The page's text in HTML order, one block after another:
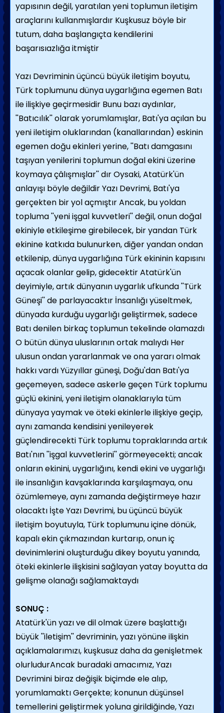
yapısının değil, yaratılan yeni toplumun iletişim
araçlarını kullanmışlardır Kuşkusuz böyle bir
tutum, daha başlangıçta kendilerini
başarısıazlığa itmiştir
Yazı Devriminin üçüncü büyük iletişim boyutu,
Türk toplumunu dünya uygarlığına egemen Batı
ile ilişkiye geçirmesidir Bunu bazı aydınlar,
''Batıcılık'' olarak yorumlamışlar, Batı'ya açılan bu
yeni iletişim oluklarından (kanallarından) eskinin
egemen doğu ekinleri yerine, ''Batı damgasını
taşıyan yenilerini toplumun doğal ekini üzerine
koymaya çâlışmışlar'' dır Oysaki, Atatürk'ün
anlayışı böyle değildir Yazı Devrimi, Batı'ya
gerçekten bir yol açmıştır Ancak, bu yoldan
topluma ''yeni işgal kuvvetleri'' değil, onun doğal
ekiniyle etkileşime girebilecek, bir yandan Türk
ekinine katkıda bulunurken, diğer yandan ondan
etkilenip, dünya uygarlığına Türk ekininin kapısını
açacak olanlar gelip, gidecektir Atatürk'ün
deyimiyle, artık dünyanın uygarlık ufkunda ''Türk
Güneşi'' de parlayacaktır İnsanlığı yüseltmek,
dünyada kurduğu uygarlığı geliştirmek, sadece
Batı denilen birkaç toplumun tekelinde olamazdı
O bütün dünya uluslarının ortak malıydı Her
ulusun ondan yararlanmak ve ona yararı olmak
hakkı vardı Yüzyıllar güneşi, Doğu'dan Batı'ya
geçemeyen, sadece askerle geçen Türk toplumu
güçlü ekinini, yeni iletişim olanaklarıyla tüm
dünyaya yaymak ve öteki ekinlerle ilişkiye geçip,
aynı zamanda kendisini yenileyerek
güçlendirecekti Türk toplumu topraklarında artık
Batı'nın ''işgal kuvvetlerini'' görmeyecekti; ancak
onların ekinini, uygarlığını, kendi ekini ve uygarlığı
ile insanlığın kavşaklarında karşılaşmaya, onu
özümlemeye, aynı zamanda değiştirmeye hazır
olacaktı İşte Yazı Devrimi, bu üçüncü büyük
iletişim boyutuyla, Türk toplumunu içine dönük,
kapalı ekin çıkmazından kurtarıp, onun iç
devinimlerini oluşturduğu dikey boyutu yanında,
öteki ekinlerle ilişkisini sağlayan yatay boyutta da
gelişme olanağı sağlamaktaydı
SONUÇ :
Atatürk'ün yazı ve dil olmak üzere başlattığı
büyük ''iletişim'' devriminin, yazı yönüne ilişkin
açıklamalarımızı, kuşkusuz daha da genişletmek
olurludurAncak buradaki amacımız, Yazı
Devrimini biraz değişik biçimde ele alıp,
yorumlamaktı Gerçekte; konunun düşünsel
temellerini geliştirmek yoluna girildiğinde, Yazı